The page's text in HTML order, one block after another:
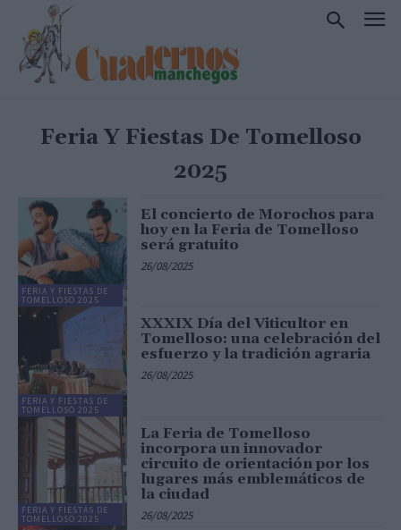
Feria Y Fiestas De Tomelloso
2025
FERIA Y FIESTAS DE
TOMELLOSO 2025
El concierto de Morochos para
hoy en la Feria de Tomelloso
será gratuito
26/08/2025
FERIA Y FIESTAS DE
TOMELLOSO 2025
XXXIX Día del Viticultor en
Tomelloso: una celebración del
esfuerzo y la tradición agraria
26/08/2025
FERIA Y FIESTAS DE
TOMELLOSO 2025
La Feria de Tomelloso
incorpora un innovador
circuito de orientación por los
lugares más emblemáticos de
la ciudad
26/08/2025